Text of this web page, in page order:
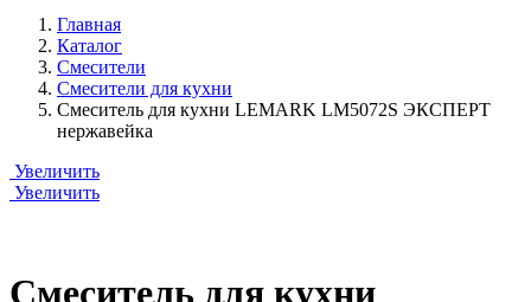
Главная
Каталог
Смесители
Смесители для кухни
Смеситель для кухни LEMARK LM5072S ЭКСПЕРТ
нержавейка
Увеличить
Увеличить
Смеситель для кухни